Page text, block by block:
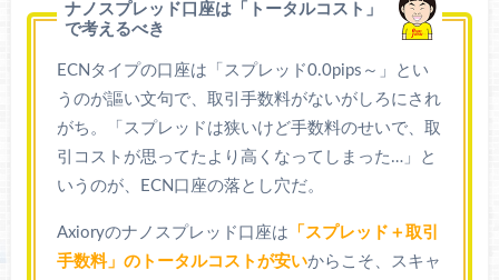
注文方式 NDD方式 STP方式
口座通貨 JPY (円), USD (ドル) , EUR (ユーロ)
準
証拠金維持率20％以下
追証 なし（ゼロカット）
ナノスプレッド口座は「トータルコスト」
で考えるべき
ECNタイプの口座は「スプレッド0.0pips～」とい
うのが謳い文句で、取引手数料がないがしろにされ
がち。「スプレッドは狭いけど手数料のせいで、取
引コストが思ってたより高くなってしまった…」と
いうのが、ECN口座の落とし穴だ。
Axioryのナノスプレッド口座は 「スプレッド＋取引
手数料」のトータルコストが安いからこそ、スキャ